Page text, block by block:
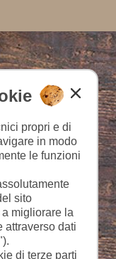
propri e di
in modo
le funzioni
sito
migliorare la
attraverso dati
di terze parti